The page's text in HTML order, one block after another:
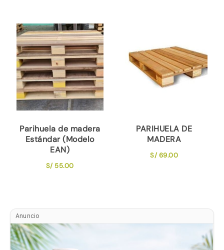
Anuncio
Parihuela de madera
Estándar (Modelo
EAN)
S/55.00
PARIHUELA DE
MADERA
S/69.00